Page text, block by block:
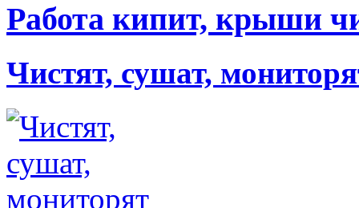
Работа кипит, крыши
Чистят, сушат,